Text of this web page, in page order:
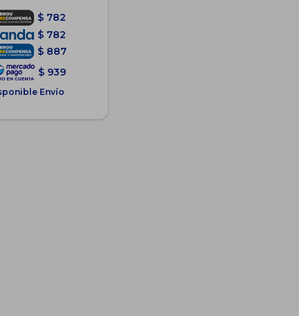
$ 782
$ 782
$ 887
$ 939
Envío